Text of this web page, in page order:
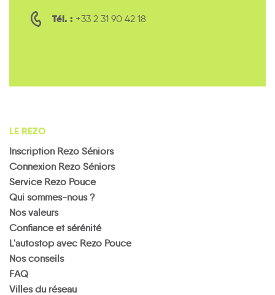
Tél. : +33 2 31 90 42 18
LE REZO
Inscription Rezo Séniors
Connexion Rezo Séniors
Service Rezo Pouce
Qui sommes-nous ?
Nos valeurs
Confiance et sérénité
L'autostop avec Rezo Pouce
Nos conseils
FAQ
Villes du réseau